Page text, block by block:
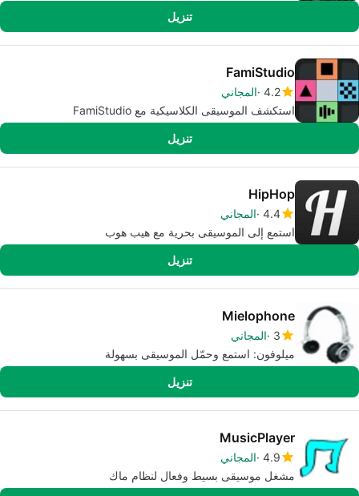
تنزيل
FamiStudio
4.2 المجاني
استكشف الموسيقى الكلاسيكية مع FamiStudio
تنزيل
HipHop
4.4 المجاني
استمع إلى الموسيقى بحرية مع هيب هوب
تنزيل
Mielophone
3 المجاني
ميلوفون: استمع وحمّل الموسيقى بسهولة
تنزيل
MusicPlayer
4.9 المجاني
مشغل موسيقى بسيط وفعال لنظام ماك